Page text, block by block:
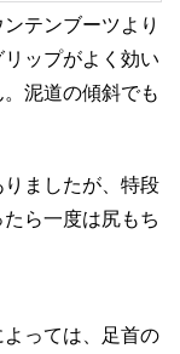
テンブーツより
ップがよく効い
泥道の傾斜でも
ましたが、特段
ら一度は尻もち
っては、 足首の